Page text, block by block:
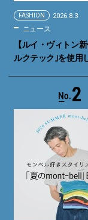
FASHION 2026.8.3
ニュース
【ルイ・ヴィトン
ルクテック｣を使用
2